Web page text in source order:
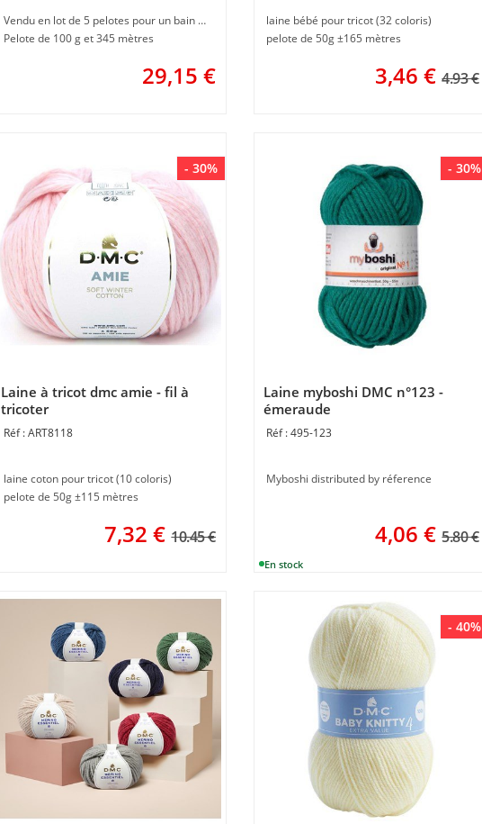
Vendu en lot de 5 pelotes pour un bain garanti
Pelote de 100 g et 345 mètres
29,15 €
laine bébé pour tricot (32 coloris)
pelote de 50g ±165 mètres
3,46 € 4.93 €
- 30%
Laine à tricot dmc amie - fil à
tricoter
ART8118
laine coton pour tricot (10 coloris)
pelote de 50g ±115 mètres
7,32 € 10.45 €
- 30%
Laine myboshi DMC n°123 -
émeraude
495-123
Myboshi distributed by réference
4,06 € 5.80 €
- 40%